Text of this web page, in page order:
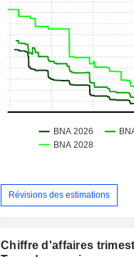
Révisions des estimations
Chiffre d'affaires